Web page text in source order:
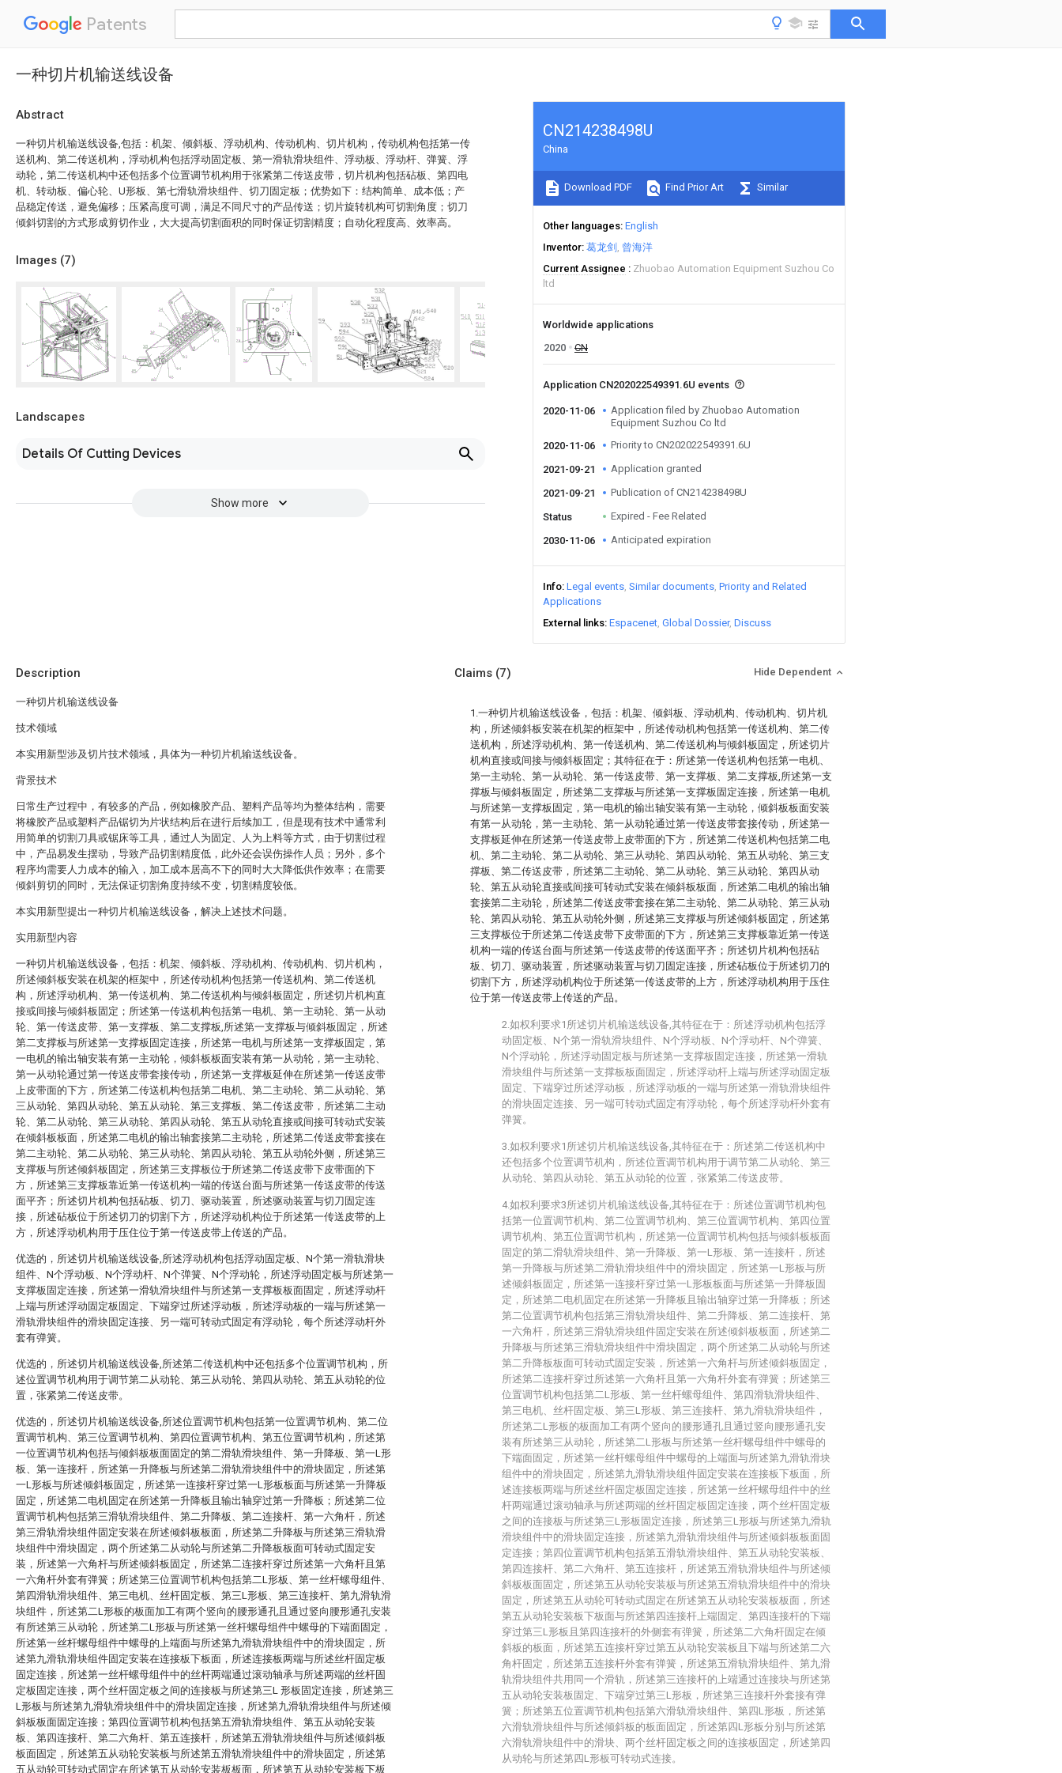
Patents
一种切片机输送线设备
Abstract
一种切片机输送线设备,包括：机架、倾斜板、浮动机构、传动机构、切片机构，传动机构包括第一传
送机构、第二传送机构，浮动机构包括浮动固定板、第一滑轨滑块组件、浮动板、浮动杆、弹簧、浮
动轮，第二传送机构中还包括多个位置调节机构用于张紧第二传送皮带，切片机构包括砧板、第四电
机、转动板、偏心轮、U形板、第七滑轨滑块组件、切刀固定板；优势如下：结构简单、成本低；产
品稳定传送，避免偏移；压紧高度可调，满足不同尺寸的产品传送；切片旋转机构可切割角度；切刀
倾斜切割的方式形成剪切作业，大大提高切割面积的同时保证切割精度；自动化程度高、效率高。
Images (7)
Landscapes
Details Of Cutting Devices
Show more
CN214238498U
China
Download PDF Find Prior Art Similar
Other languages English
Inventor 葛龙剑
曾海洋
Current Assignee
Zhuobao Automation Equipment Suzhou Co
ltd
Worldwide applications
2020
CN
Application CN202022549391.6U events
2020-11-06
Application filed by Zhuobao Automation
Equipment Suzhou Co ltd
2020-11-06
Priority to CN202022549391.6U
2021-09-21 Application granted
2021-09-21 Publication of CN214238498U
Status Expired - Fee Related
2030-11-06 Anticipated expiration
Info Legal events Similar documents Priority and Related
Applications
External links Espacenet Global Dossier Discuss
Description
一种切片机输送线设备
技术领域
本实用新型涉及切片技术领域，具体为一种切片机输送线设备。
背景技术
日常生产过程中，有较多的产品，例如橡胶产品、塑料产品等均为整体结构，需要
将橡胶产品或塑料产品锯切为片状结构后在进行后续加工，但是现有技术中通常利
用简单的切割刀具或锯床等工具，通过人为固定、人为上料等方式，由于切割过程
中，产品易发生摆动，导致产品切割精度低，此外还会误伤操作人员；另外，多个
程序均需要人力成本的输入，加工成本居高不下的同时大大降低供作效率；在需要
倾斜剪切的同时，无法保证切割角度持续不变，切割精度较低。
本实用新型提出一种切片机输送线设备，解决上述技术问题。
实用新型内容
一种切片机输送线设备，包括：机架、倾斜板、浮动机构、传动机构、切片机构，
所述倾斜板安装在机架的框架中，所述传动机构包括第一传送机构、第二传送机
构，所述浮动机构、第一传送机构、第二传送机构与倾斜板固定，所述切片机构直
接或间接与倾斜板固定；所述第一传送机构包括第一电机、第一主动轮、第一从动
轮、第一传送皮带、第一支撑板、第二支撑板,所述第一支撑板与倾斜板固定，所述
第二支撑板与所述第一支撑板固定连接，所述第一电机与所述第一支撑板固定，第
一电机的输出轴安装有第一主动轮，倾斜板板面安装有第一从动轮，第一主动轮、
第一从动轮通过第一传送皮带套接传动，所述第一支撑板延伸在所述第一传送皮带
上皮带面的下方，所述第二传送机构包括第二电机、第二主动轮、第二从动轮、第
三从动轮、第四从动轮、第五从动轮、第三支撑板、第二传送皮带，所述第二主动
轮、第二从动轮、第三从动轮、第四从动轮、第五从动轮直接或间接可转动式安装
在倾斜板板面，所述第二电机的输出轴套接第二主动轮，所述第二传送皮带套接在
第二主动轮、第二从动轮、第三从动轮、第四从动轮、第五从动轮外侧，所述第三
支撑板与所述倾斜板固定，所述第三支撑板位于所述第二传送皮带下皮带面的下
方，所述第三支撑板靠近第一传送机构一端的传送台面与所述第一传送皮带的传送
面平齐；所述切片机构包括砧板、切刀、驱动装置，所述驱动装置与切刀固定连
接，所述砧板位于所述切刀的切割下方，所述浮动机构位于所述第一传送皮带的上
方，所述浮动机构用于压住位于第一传送皮带上传送的产品。
优选的，所述切片机输送线设备,所述浮动机构包括浮动固定板、N个第一滑轨滑块
组件、N个浮动板、N个浮动杆、N个弹簧、N个浮动轮，所述浮动固定板与所述第一
支撑板固定连接，所述第一滑轨滑块组件与所述第一支撑板板面固定，所述浮动杆
上端与所述浮动固定板固定、下端穿过所述浮动板，所述浮动板的一端与所述第一
滑轨滑块组件的滑块固定连接、另一端可转动式固定有浮动轮，每个所述浮动杆外
套有弹簧。
优选的，所述切片机输送线设备,所述第二传送机构中还包括多个位置调节机构，所
述位置调节机构用于调节第二从动轮、第三从动轮、第四从动轮、第五从动轮的位
置，张紧第二传送皮带。
优选的，所述切片机输送线设备,所述位置调节机构包括第一位置调节机构、第二位
置调节机构、第三位置调节机构、第四位置调节机构、第五位置调节机构，所述第
一位置调节机构包括与倾斜板板面固定的第二滑轨滑块组件、第一升降板、第一L形
板、第一连接杆，所述第一升降板与所述第二滑轨滑块组件中的滑块固定，所述第
一L形板与所述倾斜板固定，所述第一连接杆穿过第一L形板板面与所述第一升降板
固定，所述第二电机固定在所述第一升降板且输出轴穿过第一升降板；所述第二位
置调节机构包括第三滑轨滑块组件、第二升降板、第二连接杆、第一六角杆，所述
第三滑轨滑块组件固定安装在所述倾斜板板面，所述第二升降板与所述第三滑轨滑
块组件中滑块固定，两个所述第二从动轮与所述第二升降板板面可转动式固定安
装，所述第一六角杆与所述倾斜板固定，所述第二连接杆穿过所述第一六角杆且第
一六角杆外套有弹簧；所述第三位置调节机构包括第二L形板、第一丝杆螺母组件、
第四滑轨滑块组件、第三电机、丝杆固定板、第三L形板、第三连接杆、第九滑轨滑
块组件，所述第二L形板的板面加工有两个竖向的腰形通孔且通过竖向腰形通孔安装
有所述第三从动轮，所述第二L形板与所述第一丝杆螺母组件中螺母的下端面固定，
所述第一丝杆螺母组件中螺母的上端面与所述第九滑轨滑块组件中的滑块固定，所
述第九滑轨滑块组件固定安装在连接板下板面，所述连接板两端与所述丝杆固定板
固定连接，所述第一丝杆螺母组件中的丝杆两端通过滚动轴承与所述两端的丝杆固
定板固定连接，两个丝杆固定板之间的连接板与所述第三L 形板固定连接，所述第三
L形板与所述第九滑轨滑块组件中的滑块固定连接，所述第九滑轨滑块组件与所述倾
斜板板面固定连接；第四位置调节机构包括第五滑轨滑块组件、第五从动轮安装
板、第四连接杆、第二六角杆、第五连接杆，所述第五滑轨滑块组件与所述倾斜板
板面固定，所述第五从动轮安装板与所述第五滑轨滑块组件中的滑块固定，所述第
五从动轮可转动式固定在所述第五从动轮安装板板面，所述第五从动轮安装板下板
Claims (7) Hide Dependent
1.一种切片机输送线设备，包括：机架、倾斜板、浮动机构、传动机构、切片机
构，所述倾斜板安装在机架的框架中，所述传动机构包括第一传送机构、第二传
送机构，所述浮动机构、第一传送机构、第二传送机构与倾斜板固定，所述切片
机构直接或间接与倾斜板固定；其特征在于：所述第一传送机构包括第一电机、
第一主动轮、第一从动轮、第一传送皮带、第一支撑板、第二支撑板,所述第一支
撑板与倾斜板固定，所述第二支撑板与所述第一支撑板固定连接，所述第一电机
与所述第一支撑板固定，第一电机的输出轴安装有第一主动轮，倾斜板板面安装
有第一从动轮，第一主动轮、第一从动轮通过第一传送皮带套接传动，所述第一
支撑板延伸在所述第一传送皮带上皮带面的下方，所述第二传送机构包括第二电
机、第二主动轮、第二从动轮、第三从动轮、第四从动轮、第五从动轮、第三支
撑板、第二传送皮带，所述第二主动轮、第二从动轮、第三从动轮、第四从动
轮、第五从动轮直接或间接可转动式安装在倾斜板板面，所述第二电机的输出轴
套接第二主动轮，所述第二传送皮带套接在第二主动轮、第二从动轮、第三从动
轮、第四从动轮、第五从动轮外侧，所述第三支撑板与所述倾斜板固定，所述第
三支撑板位于所述第二传送皮带下皮带面的下方，所述第三支撑板靠近第一传送
机构一端的传送台面与所述第一传送皮带的传送面平齐；所述切片机构包括砧
板、切刀、驱动装置，所述驱动装置与切刀固定连接，所述砧板位于所述切刀的
切割下方，所述浮动机构位于所述第一传送皮带的上方，所述浮动机构用于压住
位于第一传送皮带上传送的产品。
2.如权利要求1所述切片机输送线设备,其特征在于：所述浮动机构包括浮
动固定板、N个第一滑轨滑块组件、N个浮动板、N个浮动杆、N个弹簧、
N个浮动轮，所述浮动固定板与所述第一支撑板固定连接，所述第一滑轨
滑块组件与所述第一支撑板板面固定，所述浮动杆上端与所述浮动固定板
固定、下端穿过所述浮动板，所述浮动板的一端与所述第一滑轨滑块组件
的滑块固定连接、另一端可转动式固定有浮动轮，每个所述浮动杆外套有
弹簧。
3.如权利要求1所述切片机输送线设备,其特征在于：所述第二传送机构中
还包括多个位置调节机构，所述位置调节机构用于调节第二从动轮、第三
从动轮、第四从动轮、第五从动轮的位置，张紧第二传送皮带。
4.如权利要求3所述切片机输送线设备,其特征在于：所述位置调节机构包
括第一位置调节机构、第二位置调节机构、第三位置调节机构、第四位置
调节机构、第五位置调节机构，所述第一位置调节机构包括与倾斜板板面
固定的第二滑轨滑块组件、第一升降板、第一L形板、第一连接杆，所述
第一升降板与所述第二滑轨滑块组件中的滑块固定，所述第一L形板与所
述倾斜板固定，所述第一连接杆穿过第一L形板板面与所述第一升降板固
定，所述第二电机固定在所述第一升降板且输出轴穿过第一升降板；所述
第二位置调节机构包括第三滑轨滑块组件、第二升降板、第二连接杆、第
一六角杆，所述第三滑轨滑块组件固定安装在所述倾斜板板面，所述第二
升降板与所述第三滑轨滑块组件中滑块固定，两个所述第二从动轮与所述
第二升降板板面可转动式固定安装，所述第一六角杆与所述倾斜板固定，
所述第二连接杆穿过所述第一六角杆且第一六角杆外套有弹簧；所述第三
位置调节机构包括第二L形板、第一丝杆螺母组件、第四滑轨滑块组件、
第三电机、丝杆固定板、第三L形板、第三连接杆、第九滑轨滑块组件，
所述第二L形板的板面加工有两个竖向的腰形通孔且通过竖向腰形通孔安
装有所述第三从动轮，所述第二L形板与所述第一丝杆螺母组件中螺母的
下端面固定，所述第一丝杆螺母组件中螺母的上端面与所述第九滑轨滑块
组件中的滑块固定，所述第九滑轨滑块组件固定安装在连接板下板面，所
述连接板两端与所述丝杆固定板固定连接，所述第一丝杆螺母组件中的丝
杆两端通过滚动轴承与所述两端的丝杆固定板固定连接，两个丝杆固定板
之间的连接板与所述第三L形板固定连接，所述第三L形板与所述第九滑轨
滑块组件中的滑块固定连接，所述第九滑轨滑块组件与所述倾斜板板面固
定连接；第四位置调节机构包括第五滑轨滑块组件、第五从动轮安装板、
第四连接杆、第二六角杆、第五连接杆，所述第五滑轨滑块组件与所述倾
斜板板面固定，所述第五从动轮安装板与所述第五滑轨滑块组件中的滑块
固定，所述第五从动轮可转动式固定在所述第五从动轮安装板板面，所述
第五从动轮安装板下板面与所述第四连接杆上端固定、第四连接杆的下端
穿过第三L形板且第四连接杆的外侧套有弹簧，所述第二六角杆固定在倾
斜板的板面，所述第五连接杆穿过第五从动轮安装板且下端与所述第二六
角杆固定，所述第五连接杆外套有弹簧，所述第五滑轨滑块组件、第九滑
轨滑块组件共用同一个滑轨，所述第三连接杆的上端通过连接块与所述第
五从动轮安装板固定、下端穿过第三L形板，所述第三连接杆外套接有弹
簧；所述第五位置调节机构包括第六滑轨滑块组件、第四L形板，所述第
六滑轨滑块组件与所述倾斜板的板面固定，所述第四L形板分别与所述第
六滑轨滑块组件中的滑块、两个丝杆固定板之间的连接板固定，所述第四
从动轮与所述第四L形板可转动式连接。